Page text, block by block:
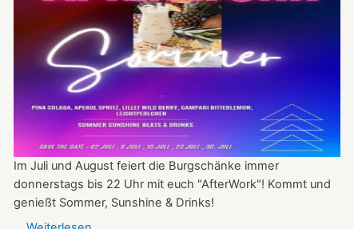
Im Juli und August feiert die Burgschänke immer
donnerstags bis 22 Uhr mit euch "AfterWork"! Kommt und
genießt Sommer, Sunshine & Drinks!